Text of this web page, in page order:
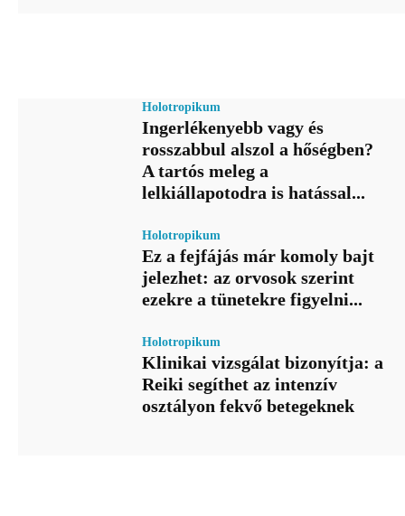
Holotropikum
Ingerlékenyebb vagy és
rosszabbul alszol a hőségben?
A tartós meleg a
lelkiállapotodra is hatással...
Holotropikum
Ez a fejfájás már komoly bajt
jelezhet: az orvosok szerint
ezekre a tünetekre figyelni...
Holotropikum
Klinikai vizsgálat bizonyítja: a
Reiki segíthet az intenzív
osztályon fekvő betegeknek